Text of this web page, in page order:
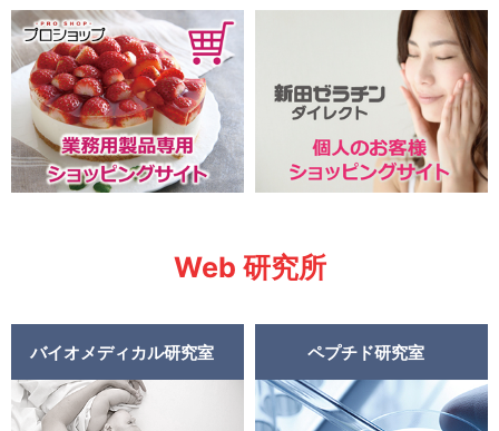
Web 研究所
バイオメディカル研究室 ペプチド研究室